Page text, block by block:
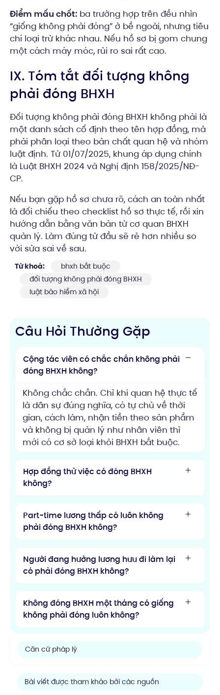
Điểm mấu chốt: ba trường hợp trên đều nhìn
“giống không phải đóng” ở bề ngoài, nhưng tiêu
chí loại trừ khác nhau. Nếu hồ sơ bị gom chung
một cách máy móc, rủi ro sai rất cao.
IX. Tóm tắt đối tượng không
phải đóng BHXH
Đối tượng không phải đóng BHXH không phải là
một danh sách cố định theo tên hợp đồng, mà
phải phân loại theo bản chất quan hệ và nhóm
luật định. Từ 01/07/2025, khung áp dụng chính
là Luật BHXH 2024 và Nghị định 158/2025/NĐ-
CP.
Nếu bạn gặp hồ sơ chưa rõ, cách an toàn nhất
là đối chiếu theo checklist hồ sơ thực tế, rồi xin
hướng dẫn bằng văn bản từ cơ quan BHXH
quản lý. Làm đúng từ đầu sẽ rẻ hơn nhiều so
với sửa sai về sau.
Từ khoá:
bhxh bắt buộc
đối tượng không phải đóng BHXH
luật bảo hiểm xã hội
Câu Hỏi Thường Gặp
Cộng tác viên có chắc chắn không phải
đóng BHXH không?
Không chắc chắn. Chỉ khi quan hệ thực tế
là dân sự đúng nghĩa, có tự chủ về thời
gian, cách làm, nhận tiền theo sản phẩm
và không bị quản lý như nhân viên thì
mới có cơ sở loại khỏi BHXH bắt buộc.
Hợp đồng thử việc có đóng BHXH
không?
Part-time lương thấp có luôn không
phải đóng BHXH không?
Người đang hưởng lương hưu đi làm lại
có phải đóng BHXH không?
Không đóng BHXH một tháng có giống
không phải đóng luôn không?
Căn cứ pháp lý
Bài viết được tham khảo bởi các nguồn